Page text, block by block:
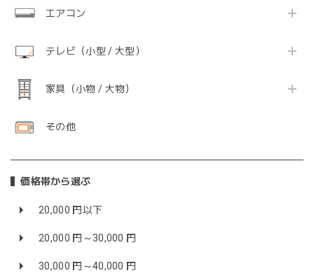
エアコン
テレビ（小型 / 大型）
家具（小物 / 大物）
その他
価格帯から選ぶ
20,000 円以下
20,000 円～30,000 円
30,000 円～40,000 円